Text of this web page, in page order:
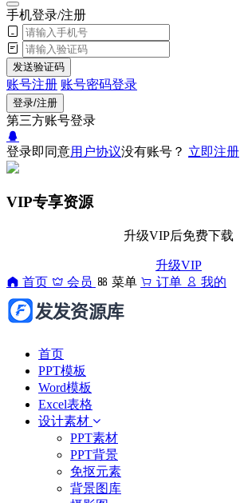
手机登录/注册
发送验证码
账号注册 账号密码登录
登录/注册
第三方账号登录
登录即同意用户协议没有账号？ 立即注册
VIP专享资源
升级VIP后免费下载
升级VIP
首页
会员 菜单 订单 我的
首页
PPT模板
Word模板
Excel表格
设计素材
PPT素材
PPT背景
免抠元素
背景图库